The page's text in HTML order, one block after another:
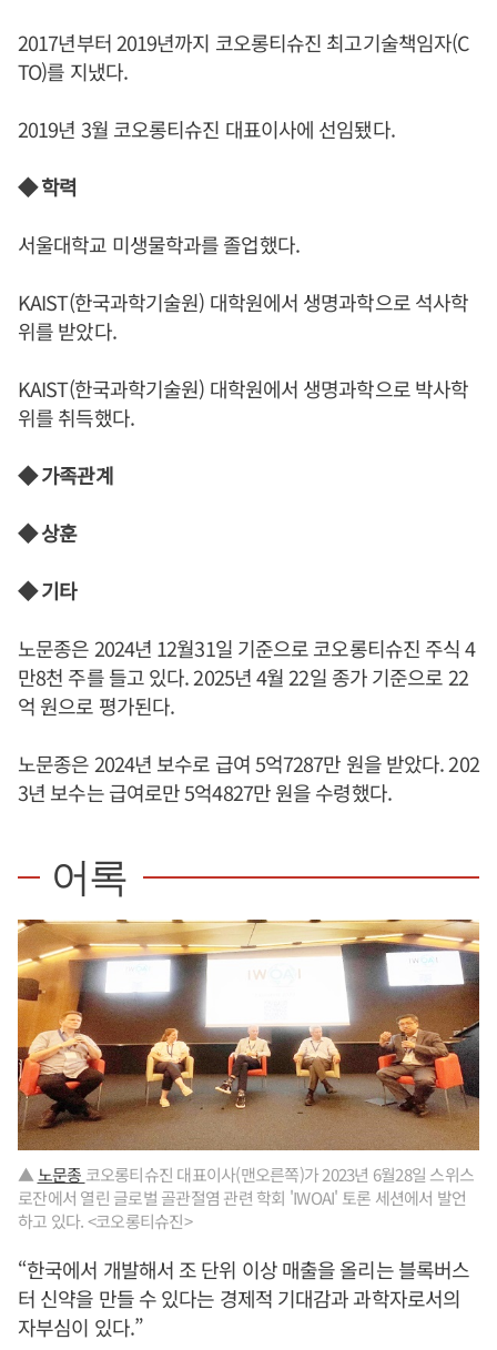
2017년부터 2019년까지 코오롱티슈진 최고기술책임자(C
TO)를 지냈다.
2019년 3월 코오롱티슈진 대표이사에 선임됐다.
◆ 학력
서울대학교 미생물학과를 졸업했다.
KAIST(한국과학기술원) 대학원에서 생명과학으로 석사학
위를 받았다.
KAIST(한국과학기술원) 대학원에서 생명과학으로 박사학
위를 취득했다.
◆ 가족관계
◆ 상훈
◆ 기타
노문종은 2024년 12월31일 기준으로 코오롱티슈진 주식 4
만8천 주를 들고 있다. 2025년 4월 22일 종가 기준으로 22
억 원으로 평가된다.
노문종은 2024년 보수로 급여 5억7287만 원을 받았다. 202
3년 보수는 급여로만 5억4827만 원을 수령했다.
어록
▲노문종 코오롱티슈진 대표이사(맨오른쪽)가 2023년 6월28일 스위스
로잔에서 열린 글로벌 골관절염 관련 학회 'IWOAI' 토론 세션에서 발언
하고 있다. <코오롱티슈진>
“한국에서 개발해서 조 단위 이상 매출을 올리는 블록버스
터 신약을 만들 수 있다는 경제적 기대감과 과학자로서의
자부심이 있다.”